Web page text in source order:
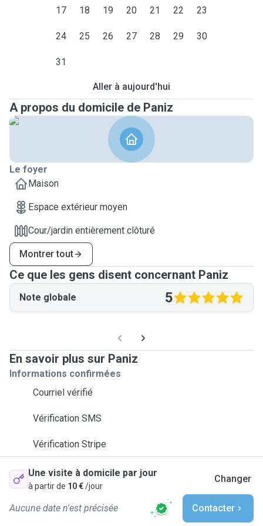
17 18 19 20 21 22 23
24 25 26 27 28 29 30
31
Aller à aujourd'hui
A propos du domicile de Paniz
Le foyer
Maison
Espace extérieur moyen
Cour/jardin entièrement clôturé
Montrer tout
Ce que les gens disent concernant Paniz
Note globale 5
En savoir plus sur Paniz
Informations confirmées
Courriel vérifié
Vérification SMS
Vérification Stripe
Une visite à domicile par jour
à partir de 10 €/jour
Changer
Aucune date n'est précisée Contacter